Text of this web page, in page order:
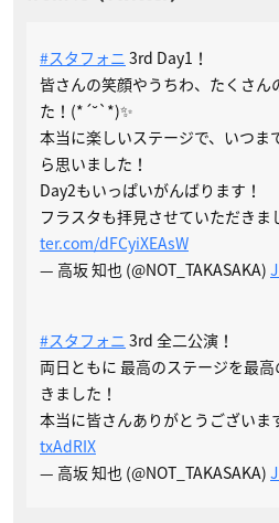
#スタフォニ 3rd Day1！
皆さんの笑顔やうちわ、たくさん
た！(*´˘`*)✨
本当に楽しいステージで、いつま
ら思いました！
Day2もいっぱいがんばります！
フラスタも拝見させていただきま
ter.com/dFCyiXEAsW
— 高坂 知也 (@NOT_TAKASAKA)
#スタフォニ 3rd 全二公演！
両日ともに 最高のステージを最
きました！
本当に皆さんありがとうございま
txAdRIX
— 高坂 知也 (@NOT_TAKASAKA)